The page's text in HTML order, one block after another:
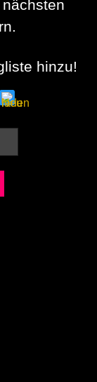
hinzu!